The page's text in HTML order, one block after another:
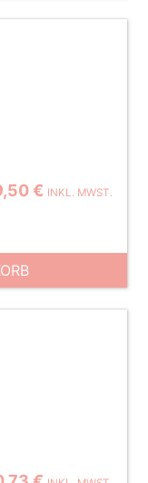
€ INKL. MWST.